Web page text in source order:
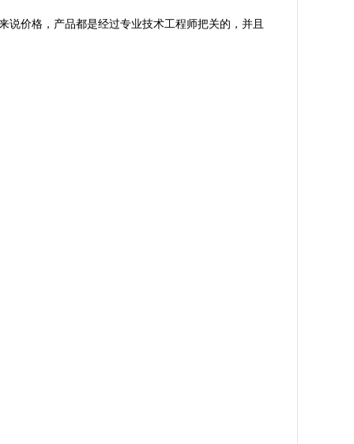
价格，产品都是经过专业技术工程师把关的，并且